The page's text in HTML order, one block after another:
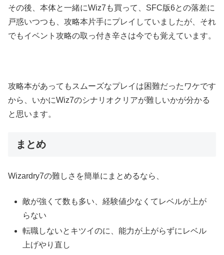
その後、本体と一緒にWiz7も買って、SFC版6との落差に
戸惑いつつも、攻略本片手にプレイしていましたが、それ
でもイベント攻略の取っ付き辛さは今でも覚えています。
攻略本があってもスムーズなプレイは困難だったワケです
から、いかにWiz7のシナリオクリアが難しいかが分かる
と思います。
まとめ
Wizardry7の難しさを簡単にまとめるなら、
敵が強くて数も多い、経験値少なくてレベルが上が
らない
転職しないとキツイのに、能力が上がらずにレベル
上げやり直し